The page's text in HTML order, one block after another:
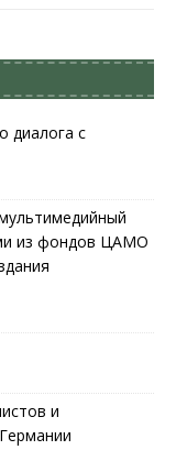
диалога с
из фондов ЦАМО
и